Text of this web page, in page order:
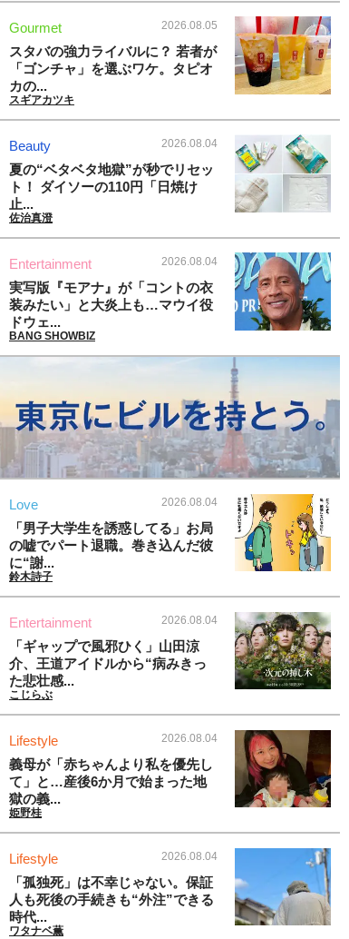
Gourmet 2026.08.05
スタバの強力ライバルに？ 若者が
「ゴンチャ」を選ぶワケ。タピオ
カの...
スギアカツキ
Beauty 2026.08.04
夏の“ベタベタ地獄”が秒でリセッ
ト！ ダイソーの110円「日焼け
止...
佐治真澄
Entertainment 2026.08.04
実写版『モアナ』が「コントの衣
装みたい」と大炎上も…マウイ役
ドウェ...
BANG SHOWBIZ
Love 2026.08.04
「男子大学生を誘惑してる」お局
の嘘でパート退職。巻き込んだ彼
に“謝...
鈴木詩子
Entertainment 2026.08.04
「ギャップで風邪ひく」山田涼
介、王道アイドルから“病みきっ
た悲壮感...
こじらぶ
Lifestyle 2026.08.04
義母が「赤ちゃんより私を優先し
て」と…産後6か月で始まった地
獄の義...
姫野桂
Lifestyle 2026.08.04
「孤独死」は不幸じゃない。保証
人も死後の手続きも“外注”できる
時代...
ワタナベ薫